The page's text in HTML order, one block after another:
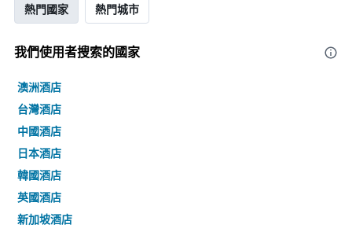
熱門國家 熱門城市
我們使用者搜索的國家
澳洲酒店
台灣酒店
中國酒店
日本酒店
韓國酒店
英國酒店
新加坡酒店